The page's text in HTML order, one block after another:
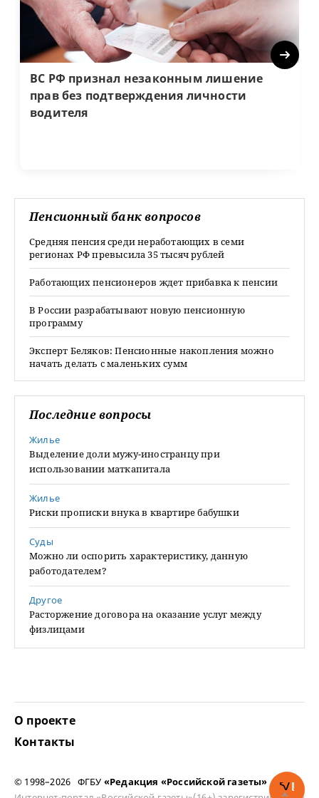
ВС РФ признал незаконным лишение
прав без подтверждения личности
водителя
Next
Пенсионный банк вопросов
Средняя пенсия среди неработающих в семи
регионах РФ превысила 35 тысяч рублей
Работающих пенсионеров ждет прибавка к пенсии
В России разрабатывают новую пенсионную
программу
Эксперт Беляков: Пенсионные накопления можно
начать делать с маленьких сумм
Последние вопросы
Жилье
Выделение доли мужу-иностранцу при
использовании маткапитала
Жилье
Риски прописки внука в квартире бабушки
Суды
Можно ли оспорить характеристику, данную
работодателем?
Другое
Расторжение договора на оказание услуг между
физлицами
О проекте
Контакты
© 1998–2026 ФГБУ «Редакция «Российской газеты»